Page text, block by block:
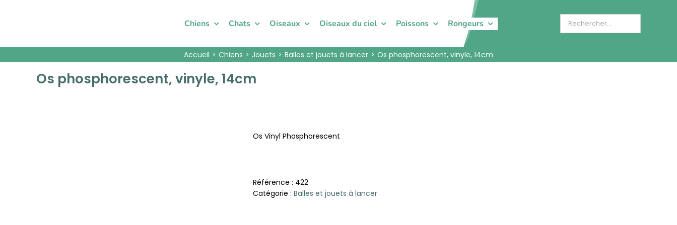
Chiens Chats Oiseaux Oiseaux du ciel Poissons Rongeurs
Accueil Chiens Jouets Balles et jouets à lancer Os phosphorescent, vinyle, 14cm
Os phosphorescent, vinyle, 14cm
Os Vinyl Phosphorescent
Référence : 422
Catégorie : Balles et jouets à lancer